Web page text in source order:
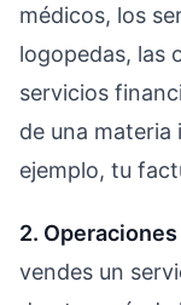
médicos, los
logopedas, las
servicios
de una materia
ejemplo, tu
2.
vendes un